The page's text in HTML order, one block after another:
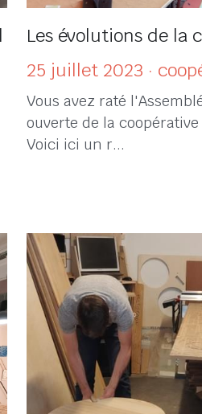
Les évolutions de la
25 juillet 2023 ·